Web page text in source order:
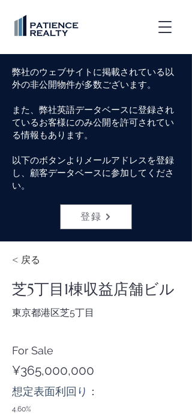
弊社のウェブサイトに掲載されている以
外の非公開物件が多数ございます。
また、弊社英語データベースに登録され
ているお客様にのみ公開を許可されてい
る情報もあります。
以下のボタンよりメールアドレスを登録
し、顧客データベースに参加してくださ
い。
登録
< 戻る
芝5丁目1棟収益店舗ビル
東京都港区芝5丁目
For Sale
¥365,000,000
​想定表面利回り：
4.60%